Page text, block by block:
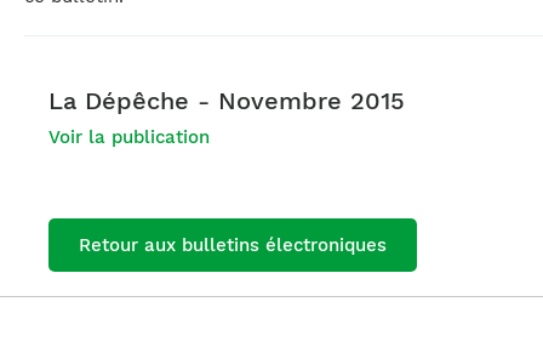
La Dépêche - Novembre 2015
Voir la publication
Retour aux bulletins électroniques